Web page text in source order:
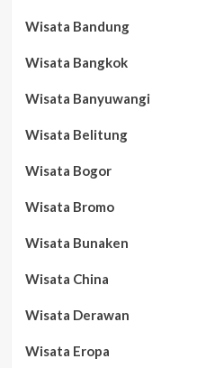
Wisata Bandung
Wisata Bangkok
Wisata Banyuwangi
Wisata Belitung
Wisata Bogor
Wisata Bromo
Wisata Bunaken
Wisata China
Wisata Derawan
Wisata Eropa